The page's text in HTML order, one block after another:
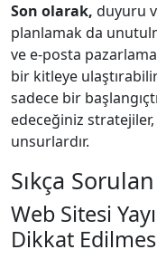
Son olarak, duyuru
planlamak da
ve e-posta
bir kitleye
sadece bir
edeceğiniz stratejiler,
unsurlardır.
Sıkça
Web Sitesi
Dikkat